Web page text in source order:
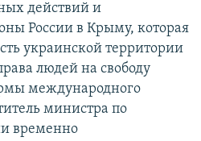
действий и
России в Крыму, которая
украинской территории
людей на свободу
международного
министра по
временно